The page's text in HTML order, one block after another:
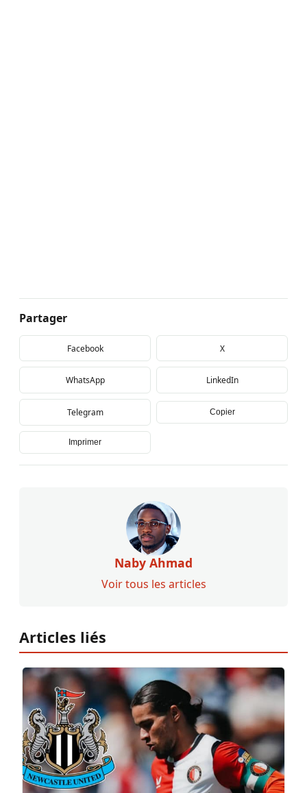
Partager
Facebook X
WhatsApp LinkedIn
Telegram Copier
Imprimer
Naby Ahmad
Voir tous les articles
Articles liés